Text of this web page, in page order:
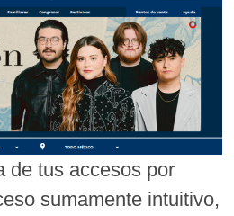
de tus accesos por
sumamente intuitivo,